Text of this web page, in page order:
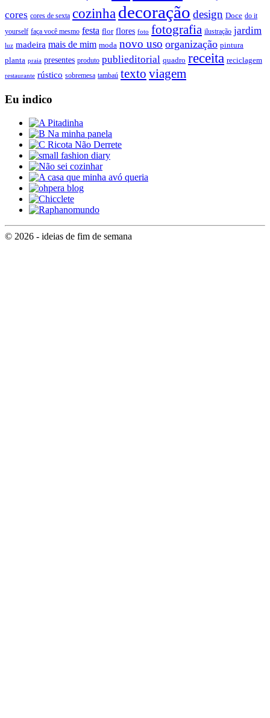
cores cores de sexta cozinha decoração design Doce do it
yourself faça você mesmo festa flor flores foto fotografia ilustração jardim
luz madeira mais de mim moda novo uso organização pintura
planta praia presentes produto publieditorial quadro receita reciclagem
restaurante rústico sobremesa tambaú texto viagem
Eu indico
© 2026 - ideias de fim de semana